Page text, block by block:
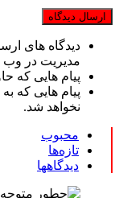
دیدگاه های
مدیریت در وب
پیام هایی که
پیام هایی که
نخواهد شد.
محبوب
تازه‌ها
دیدگاهها